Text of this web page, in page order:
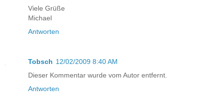
Viele Grüße
Michael
Antworten
Tobsch 12/02/2009 8:40 AM
Dieser Kommentar wurde vom Autor entfernt.
Antworten